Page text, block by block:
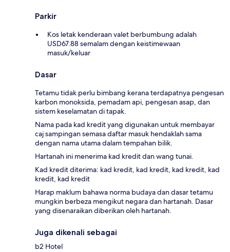
Parkir
Kos letak kenderaan valet berbumbung adalah
USD67.88 semalam dengan keistimewaan
masuk/keluar
Dasar
Tetamu tidak perlu bimbang kerana terdapatnya pengesan
karbon monoksida, pemadam api, pengesan asap, dan
sistem keselamatan di tapak.
Nama pada kad kredit yang digunakan untuk membayar
caj sampingan semasa daftar masuk hendaklah sama
dengan nama utama dalam tempahan bilik.
Hartanah ini menerima kad kredit dan wang tunai.
Kad kredit diterima: kad kredit, kad kredit, kad kredit, kad
kredit, kad kredit
Harap maklum bahawa norma budaya dan dasar tetamu
mungkin berbeza mengikut negara dan hartanah. Dasar
yang disenaraikan diberikan oleh hartanah.
Juga dikenali sebagai
b2 Hotel